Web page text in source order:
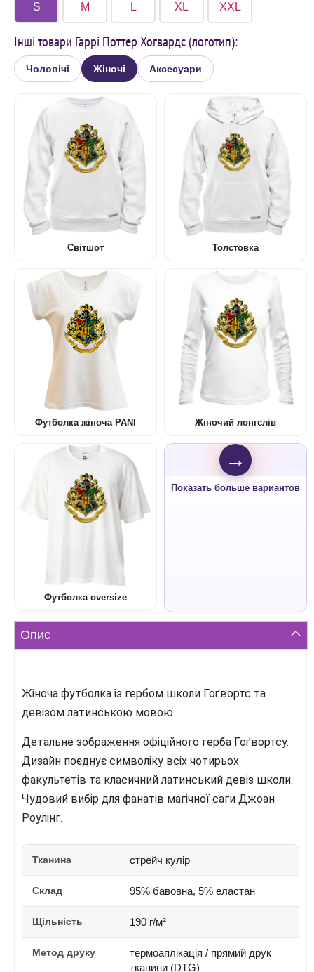
S M L XL XXL
Інші товари Гаррі Поттер Хогвардс (логотип):
Чоловічі Жіночі Аксесуари
Світшот Толстовка
Футболка жіноча PANI Жіночий лонгслів
Футболка oversize
→
Показать больше вариантов
Опис
Жіноча футболка із гербом школи Гоґвортс та
девізом латинською мовою
Детальне зображення офіційного герба Гоґвортсу.
Дизайн поєднує символіку всіх чотирьох
факультетів та класичний латинський девіз школи.
Чудовий вибір для фанатів магічної саги Джоан
Роулінг.
Тканина стрейч кулір
Склад 95% бавовна, 5% еластан
Щільність 190 г/м²
Метод друку
термоаплікація / прямий друк
тканини (DTG)